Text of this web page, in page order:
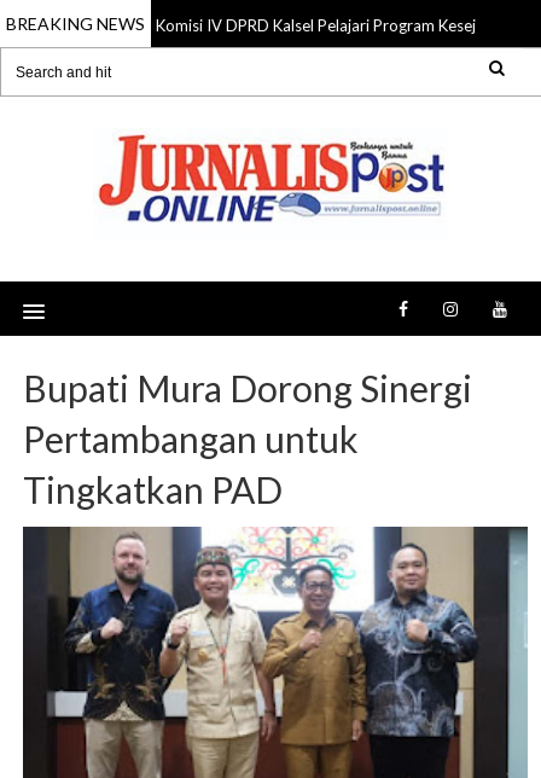
BREAKING NEWS
06 Aug 2026 Komisi IV DPRD Kalsel Pelajari Program
Bupati Mura Dorong Sinergi
Pertambangan untuk
Tingkatkan PAD